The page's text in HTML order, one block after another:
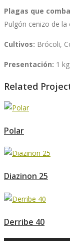
Plagas que
Pulgón cenizo de
Cultivos: Brócoli,
Presentación: 1
Related
Polar
Diazinon 25
Derribe 40